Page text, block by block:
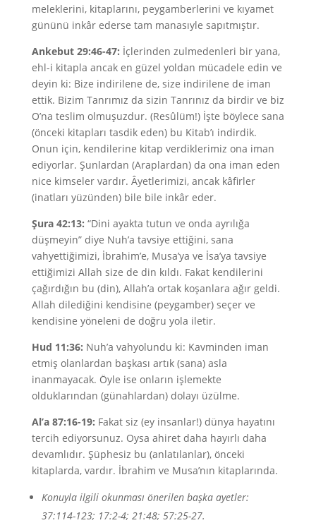
meleklerini, kitaplarını, peygamberlerini ve kıyamet
gününü inkâr ederse tam manasıyle sapıtmıştır.
Ankebut 29:46-47: İçlerinden zulmedenleri bir yana,
ehl-i kitapla ancak en güzel yoldan mücadele edin ve
deyin ki: Bize indirilene de, size indirilene de iman
ettik. Bizim Tanrımız da sizin Tanrınız da birdir ve biz
O’na teslim olmuşuzdur. (Resûlüm!) İşte böylece sana
(önceki kitapları tasdik eden) bu Kitab’ı indirdik.
Onun için, kendilerine kitap verdiklerimiz ona iman
ediyorlar. Şunlardan (Araplardan) da ona iman eden
nice kimseler vardır. Âyetlerimizi, ancak kâfirler
(inatları yüzünden) bile bile inkâr eder.
Şura 42:13: “Dini ayakta tutun ve onda ayrılığa
düşmeyin” diye Nuh’a tavsiye ettiğini, sana
vahyettiğimizi, İbrahim’e, Musa’ya ve İsa’ya tavsiye
ettiğimizi Allah size de din kıldı. Fakat kendilerini
çağırdığın bu (din), Allah’a ortak koşanlara ağır geldi.
Allah dilediğini kendisine (peygamber) seçer ve
kendisine yöneleni de doğru yola iletir.
Hud 11:36: Nuh’a vahyolundu ki: Kavminden iman
etmiş olanlardan başkası artık (sana) asla
inanmayacak. Öyle ise onların işlemekte
olduklarından (günahlardan) dolayı üzülme.
Al’a 87:16-19: Fakat siz (ey insanlar!) dünya hayatını
tercih ediyorsunuz. Oysa ahiret daha hayırlı daha
devamlıdır. Şüphesiz bu (anlatılanlar), önceki
kitaplarda, vardır. İbrahim ve Musa’nın kitaplarında.
Konuyla ilgili okunması önerilen başka ayetler:
37:114-123; 17:2-4; 21:48; 57:25-27.